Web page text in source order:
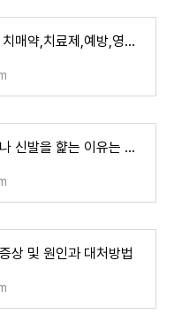
강아지 치매증상 및 치매약,치료제,예방,영양제
강아지가 사람 발이나 신발을 햝는 이유는 무엇일까?
상 및 원인과 대처방법